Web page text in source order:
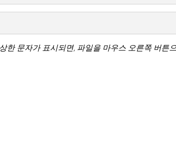
한 문자가 표시되면, 파일을 마우스 오른쪽 버튼